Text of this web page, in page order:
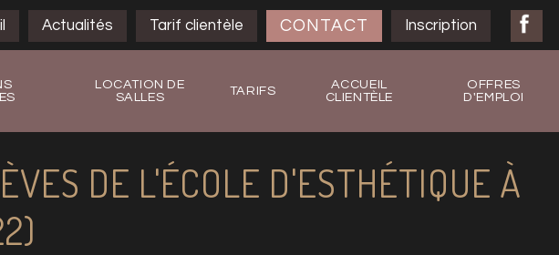
Actualités Tarif clientèle CONTACT Inscription
LOCATION DE
SALLES
TARIFS
ACCUEIL
CLIENTÈLE
OFFRES
D'EMPLOI
DE L'ÉCOLE D'ESTHÉTIQUE À